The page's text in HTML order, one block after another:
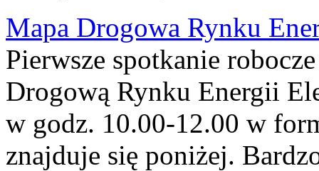
Mapa Drogowa Rynku
Pierwsze spotkanie
Drogową Rynku Energii
w godz. 10.00-12.00 w
znajduje się poniżej.